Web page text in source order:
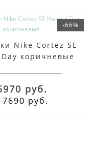
-66%
Nike Cortez SE
коричневые
руб.
руб.